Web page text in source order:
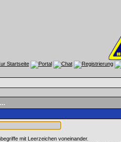
mit Leerzeichen voneinander.